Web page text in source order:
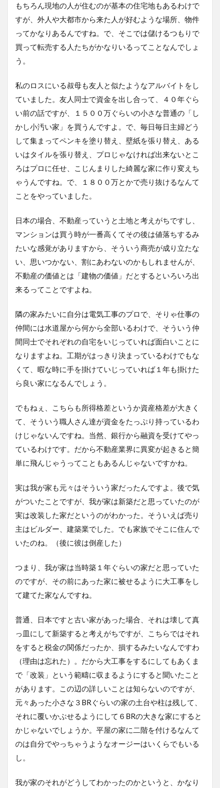
もちろん現地の人が住むのが基本の住宅地もあるわけで
すが、外人や大都市から来た人が好むような場所、物件
ってかなりあるんですね。で、そこでは儲けるつもりで
買って転売する人たちがかなりいるってことなんでしょ
う。
私のロスにいる叔母も友人と似たようなアルバイトをし
ていました。友人同士で資金を出し合って、４０年ぐら
い前の話ですが、１５００万ぐらいの小さな普通の「し
かし小汚い家」を買うんですよ。で、毎日毎日主婦どう
して集まってペンキを塗り替え、壁紙を張り替え、ある
いはタイルを張り替え、プロじゃなければ出来ないとこ
ろはプロに任せ、こじんまりした綺麗な家に作り変えち
ゃうんですね。で、１８００万とかで売り抜けるなんて
ことをやっていました。
日本の場合、不動産っていうと土地と考えがちですし、
マンションは買う時が一番高くてその後は値落ちするみ
たいな感覚がありますから、そういう商売が成り立たな
い、思いつかない、割にあわないのかもしれませんが、
不動産の価値とは「建物の価値」だとするといろいろ出
来るってことですよね。
隣の家みたいに自分は電気工事のプロで、そりゃ仕事の
仲間には水道屋から何から全部いるわけで、そういう仲
間同士でそれぞれの自宅をいじっていれば面白いことに
なりますよね。工期がはっきり決まっているわけでもな
くて、暇な時に手を掛けていじっていれば１年も掛けた
ら良い家になるんでしょう。
でもねぇ、こちらも所得格差というか資産格差が大きく
て、そういう職人さん達が資金をたっぷり持っているわ
けじゃないんですね。当然、銀行から融資を受けてやっ
ているわけです。だから不動産業界に異変が起きると簡
単に飛んじゃうってこともあるんじゃないですかね。
実は我が家も元々はそういう家だったんですよ。後で気
がついたことですが、我が家は新築だと思っていたのが
実は改装した家だというのがわかった。そういえば売り
主はビルダー、建築業でした。でも家族でそこに住んで
いたのね。（後に彼は倒産した）
つまり、我が家は当時築１年ぐらいの家だと思っていた
のですが、その前にあった家に被せるように大工事をし
て建てた家なんですね。
普通、日本ですと古い家があった場合、それは壊して真
っ皿にして新築すると考えがちですが、こちらではそれ
をすると税金の関係だったか、損するみたいなんですわ
（理由は忘れた）。だから大工事をするにしてもあくま
で「改装」という範疇に収まるようにすると聞いたこと
があります。この辺の詳しいことは知らないのですが、
元々あった小さな３BRぐらいの家の土台や柱は残して、
それに覆いかぶせるようにして６BRの大きな家にすると
かじゃないでしょうか。平屋の家に二階を付けるなんて
のは自分でやっちゃうようなオージーはいくらでもいる
し。
我が家のそれがどうしてわかったのかというと、かなり